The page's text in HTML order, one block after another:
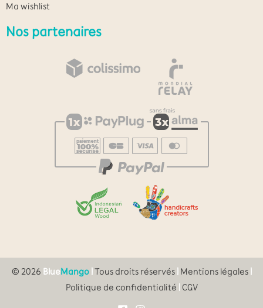
Ma wishlist
Nos partenaires
© 2026 BlueMango|Tous droits réservés | Mentions légales |
Politique de confidentialité |CGV